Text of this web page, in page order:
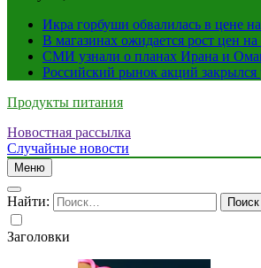
Икра горбуши обвалилась в цене
В магазинах ожидается рост цен
СМИ узнали о планах Ирана и
Российский рынок акций закрылся
Продукты питания
Новостная рассылка
Случайные новости
Меню
Найти:
Заголовки